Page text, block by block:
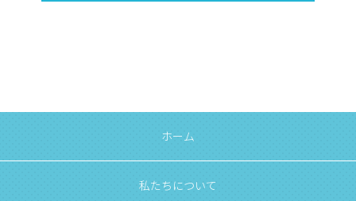
ホーム
私たちについて